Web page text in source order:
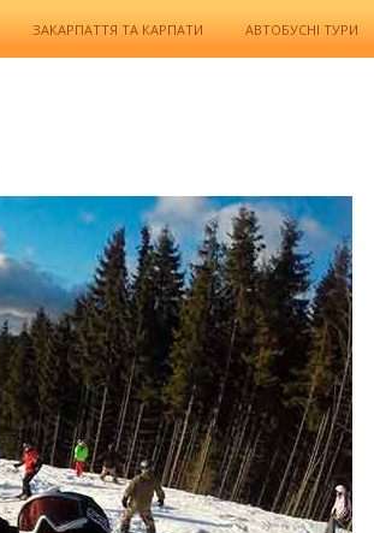
ЗАКАРПАТТЯ ТА КАРПАТИ АВТОБУСНІ ТУРИ